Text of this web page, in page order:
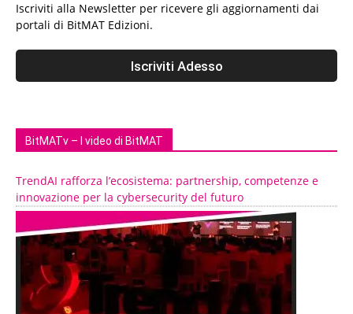
Iscriviti alla Newsletter per ricevere gli aggiornamenti dai
portali di BitMAT Edizioni.
BitMATv – I video di BitMAT
TrendAI rafforza l’ecosistema: partnership, competenze e
innovazione per la cybersecurity del futuro